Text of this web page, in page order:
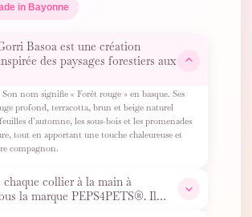
in Bayonne
Basoa est une création
des paysages forestiers aux
nom signifie « Forêt rouge » en basque. Ses
profond, terracotta, brun et beige naturel
d’automne, les sous-bois et les promenades
tout en apportant une touche chaleureuse et
compagnon.
chaque collier à la main à
la marque PEPS4PETS®. Il